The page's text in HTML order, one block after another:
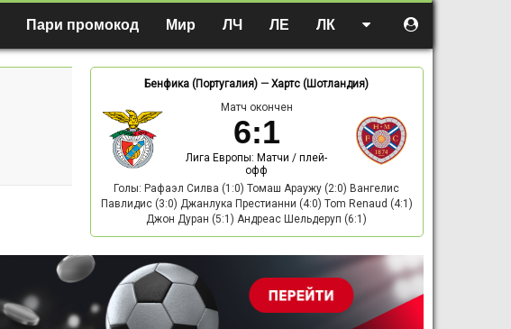
Пари промокод Мир ЛЧ ЛЕ ЛК
Бенфика (Португалия) —Хартс (Шотландия)
Матч окончен
6:1
Лига Европы: Матчи / плей-
офф
Голы: Рафаэл Силва (1:0) Томаш Араужу (2:0) Вангелис
Павлидис (3:0) Джанлука Престианни (4:0) Tom Renaud (4:1)
Джон Дуран (5:1) Андреас Шельдеруп (6:1)